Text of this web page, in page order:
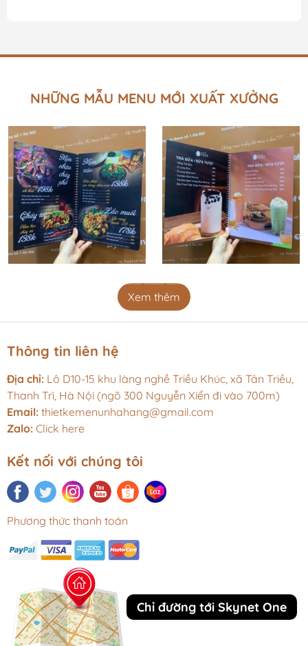
NHỮNG MẪU MENU MỚI XUẤT XƯỞNG
Xem thêm
Thông tin liên hệ
Địa chỉ: Lô D10-15 khu làng nghề Triều Khúc, xã Tân Triều,
Thanh Trì, Hà Nội (ngõ 300 Nguyễn Xiển đi vào 700m)
Email: thietkemenunhahang@gmail.com
Zalo: Click here
Kết nối với chúng tôi
Phương thức thanh toán
Chỉ đường tới Skynet One